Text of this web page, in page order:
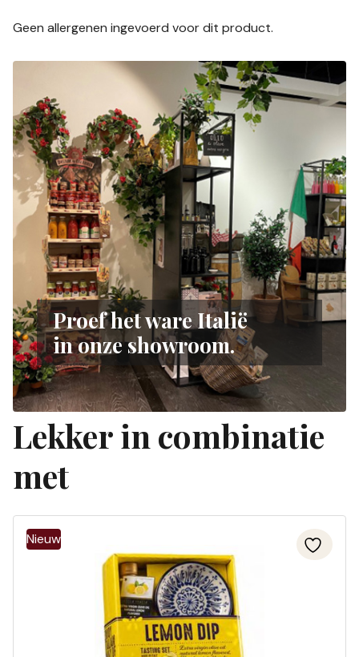
Geen allergenen ingevoerd voor dit product.
Proef het ware Italië
in onze showroom.
Lekker in combinatie
met